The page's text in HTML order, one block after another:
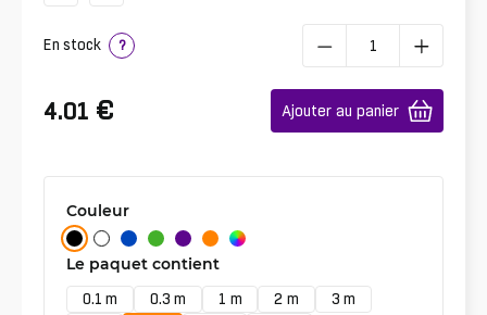
En stock ?
4.01 € Ajouter au panier
Couleur
Le paquet contient
0.1 m 0.3 m 1 m 2 m
3 m